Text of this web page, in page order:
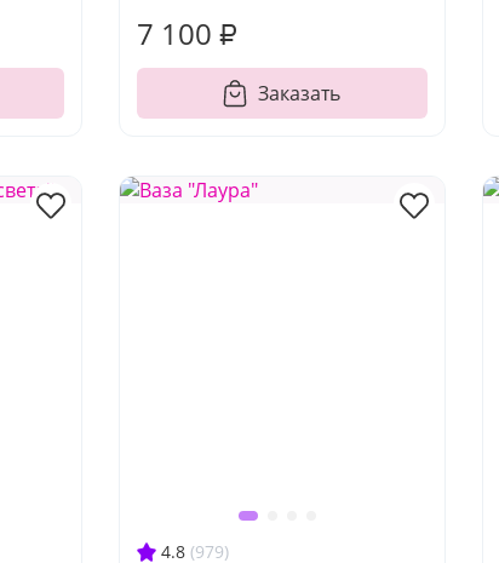
7 100 ₽
Заказать
4.8 (979)